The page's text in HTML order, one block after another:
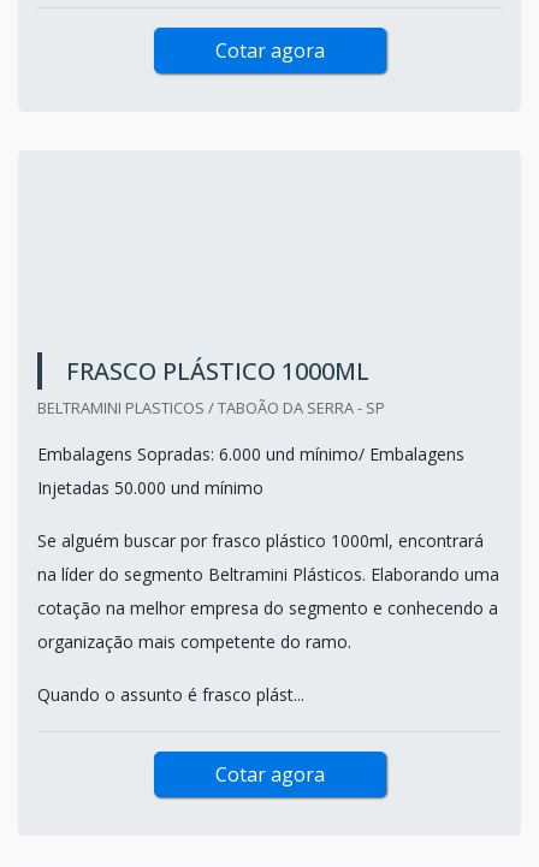
Cotar agora
FRASCO PLÁSTICO 1000ML
BELTRAMINI PLASTICOS / TABOÃO DA SERRA - SP
Embalagens Sopradas: 6.000 und mínimo/ Embalagens
Injetadas 50.000 und mínimo
Se alguém buscar por frasco plástico 1000ml, encontrará
na líder do segmento Beltramini Plásticos. Elaborando uma
cotação na melhor empresa do segmento e conhecendo a
organização mais competente do ramo.
Quando o assunto é frasco plást...
Cotar agora